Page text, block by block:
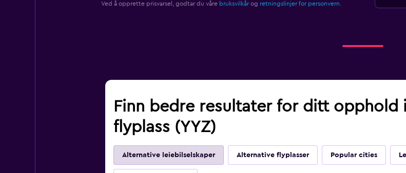
Ved å opprette prisvarsel, godtar du våre bruksvilkårog retningslinjer for personvern.
Finn bedre resultater for ditt opphold
flyplass (YYZ)
Alternative leiebilselskaper Alternative flyplasser Popular cities